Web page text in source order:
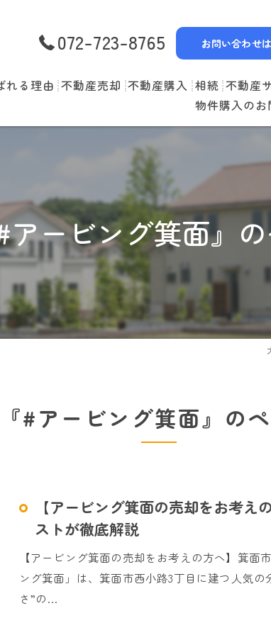
072-723-8765 お問い合わせ
れる理由 不動産売却
選べる3つの売却スタイル
住み替えの流れ
売却実績
当社お預かり物件
無料査定
不動産購入
物件一覧
購入の流れ
住宅ローン
住み替えサポート
相続 不動産
リース
空家管
物件購入の
アービング箕面』
#アービング箕面』の
【アービング箕面の売却をお考
ストが徹底解説
【アービング箕面の売却をお考えの方へ】箕
ング箕面」は、箕面市西小路3丁目に建つ人気
さ”の…